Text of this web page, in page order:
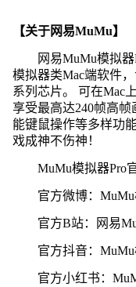
【关于网易MuMu】
网易MuMu模拟
模拟器类Mac端软件
系列芯片。 可在Mac
享受最高达240帧高
能键鼠操作等多样功
戏成神不伤神！
MuMu模拟器Pro
官方微博：
官方B站：网易
官方抖音：
官方小红书：